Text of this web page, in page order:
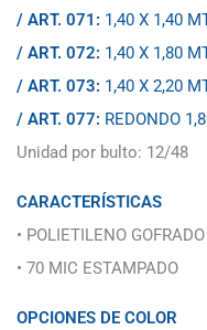
/ ART. 071: 1,40 X 1,40
/ ART. 072: 1,40 X 1,80
/ ART. 073: 1,40 X 2,20
/ ART. 077: REDONDO
Unidad por bulto: 12/48
CARACTERÍSTICAS
• POLIETILENO GOFRADO
• 70 MIC ESTAMPADO
OPCIONES DE COLOR